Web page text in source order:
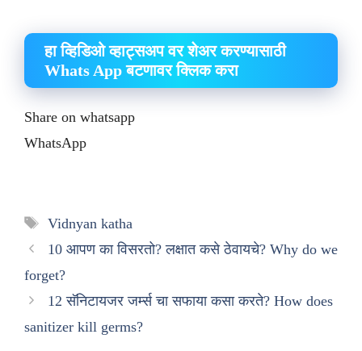
हा व्हिडिओ व्हाट्सअप वर शेअर करण्यासाठी
Whats App बटणावर क्लिक करा
Share on whatsapp
WhatsApp
Tags
Vidnyan katha
10 आपण का विसरतो? लक्षात कसे ठेवायचे? Why do we
forget?
12 सॅनिटायजर जर्म्स चा सफाया कसा करते? How does
sanitizer kill germs?